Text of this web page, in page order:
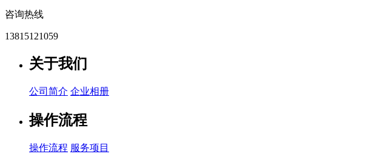
咨询热线
13815121059
关于我们
公司简介 企业相册
操作流程
操作流程 服务项目